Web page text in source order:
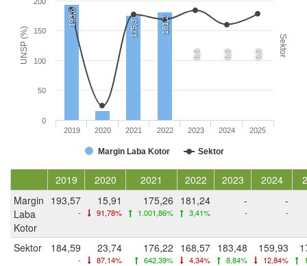
UNSP (%) Sektor
193,6
175,3 181,2
0,0 0,0 0,0
Margin Laba Kotor Sektor
2019 2020 2021 2022 2023 2024 2025
0
50
100
150
2019 2020 2021 2022 2023 2024
Margin
Laba
Kotor
193,57
-
15,91
91,78%
175,26
1.001,86%
181,24
3,41%
-
-
-
-
Sektor 184,59
-
23,74
87,14%
176,22
642,39%
168,57
4,34%
183,48
8,84%
159,93
12,84%